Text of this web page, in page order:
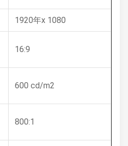
1920年x 1080
16:9
600 cd/m2
800:1